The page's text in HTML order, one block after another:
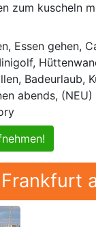
zum kuscheln
Essen
Badeurlaub,
abends,